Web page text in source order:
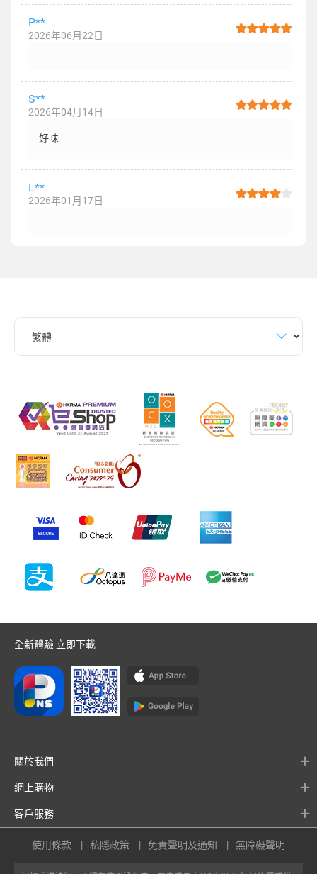
P**
2026年06月22日
S**
2026年04月14日
好味
L**
2026年01月17日
全新體驗 立即下載
關於我們
網上購物
客戶服務
使用條款 私隱政策 免責聲明及通知 無障礙聲明